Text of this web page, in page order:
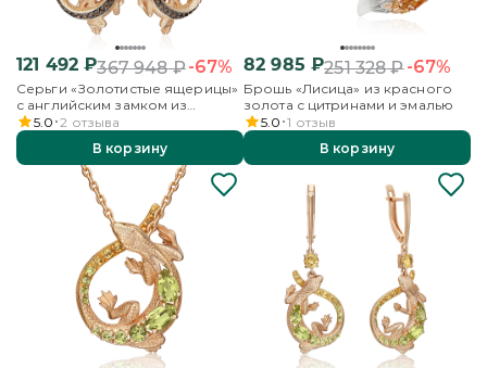
121 492 ₽367 948₽-67%
Серьги «Золотистые ящерицы»
с английским замком из
красного золота с цитрином и
кварцем дымчатым
5.0 2 отзыва
В корзину
82 985 ₽251 328₽-67%
Брошь «Лисица» из красного
золота с цитринами и эмалью
5.0 1 отзыв
В корзину